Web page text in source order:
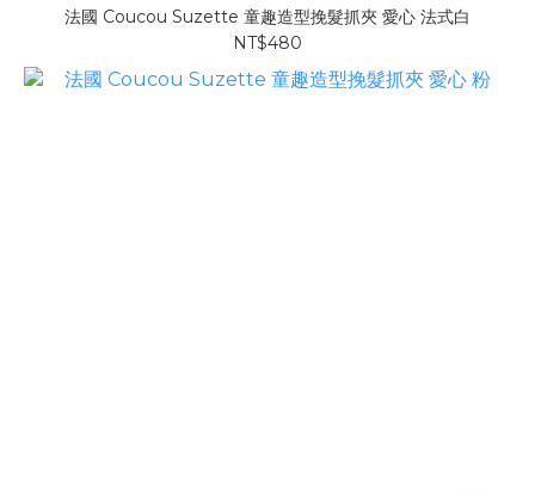
法國 Coucou Suzette 童趣造型挽髮抓夾 愛心 法式白
NT$480